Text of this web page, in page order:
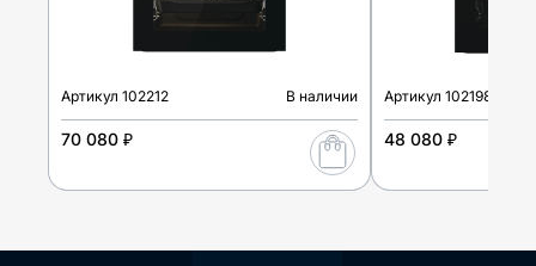
Артикул 102212 В наличии
70 080 ₽
Артикул 102198
48 080 ₽